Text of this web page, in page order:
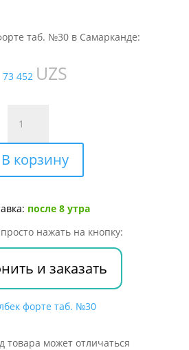
таб. №30 в Самарканде:
73 452 UZS
товара
Мелбек
форте
таб.
В корзину
после 8 утра
нажать на кнопку:
и заказать
товара может отличаться